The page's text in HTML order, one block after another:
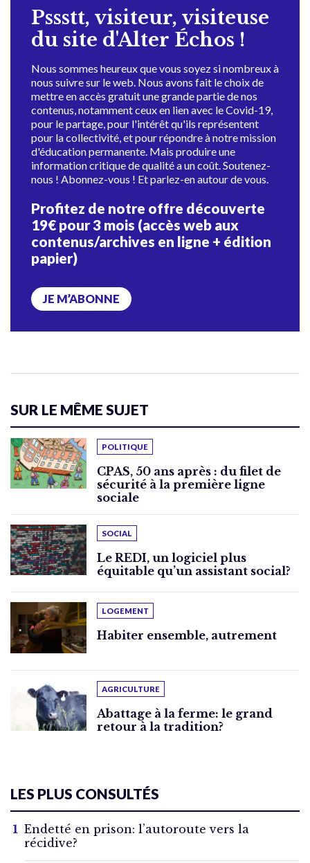
Pssstt, visiteur, visiteuse
du site d'Alter Échos !
Nous sommes heureux que vous soyez si nombreux à
nous suivre sur le web. Nous avons fait le choix de
mettre en accès gratuit une grande partie de nos
contenus, notamment ceux en lien avec le Covid-19,
pour le partage, pour l'intérêt qu'ils représentent
pour la collectivité, et pour répondre à notre mission
d'éducation permanente. Mais produire une
information critique de qualité a un coût. Soutenez-
nous ! Abonnez-vous ! Et parlez-en autour de vous.
Profitez de notre offre découverte
19€ pour 3 mois (accès web aux
contenus/archives en ligne + édition
papier)
JE M’ABONNE
SUR LE MÊME SUJET
POLITIQUE
CPAS, 50 ans après : du filet de
sécurité à la première ligne
sociale
SOCIAL
Le REDI, un logiciel plus
équitable qu’un assistant social?
LOGEMENT
Habiter ensemble, autrement
AGRICULTURE
Abattage à la ferme: le grand
retour à la tradition?
LES PLUS CONSULTÉS
Endetté en prison: l’autoroute vers la
récidive?